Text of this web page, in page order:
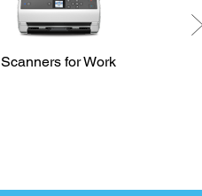
Scanners for Work